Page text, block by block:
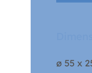
ø 55 x